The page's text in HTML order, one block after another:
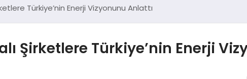
Türkiye’nin Enerji Vizyonunu Anlattı
Şirketlere Türkiye’nin Enerji